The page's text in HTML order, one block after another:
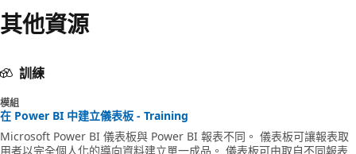
其他資源
訓練
模組
在 Power BI 中建立儀表板 - Training
Microsoft Power BI 儀表板與 Power BI 報表不同。 儀表板可讓報表取
用者以完全個人化的導向資料建立單一成品。 儀表板可由取自不同報表